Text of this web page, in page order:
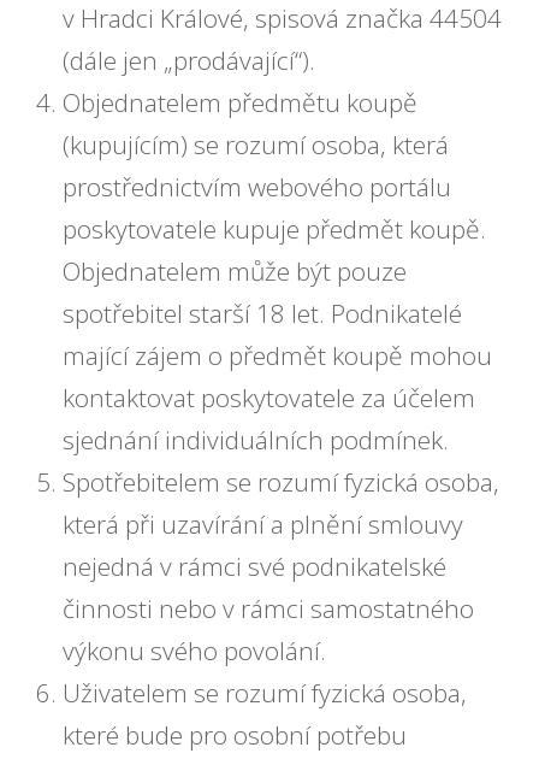
v Hradci Králové, spisová značka 44504
(dále jen „prodávající“).
Objednatelem předmětu koupě
(kupujícím) se rozumí osoba, která
prostřednictvím webového portálu
poskytovatele kupuje předmět koupě.
Objednatelem může být pouze
spotřebitel starší 18 let. Podnikatelé
mající zájem o předmět koupě mohou
kontaktovat poskytovatele za účelem
sjednání individuálních podmínek.
Spotřebitelem se rozumí fyzická osoba,
která při uzavírání a plnění smlouvy
nejedná v rámci své podnikatelské
činnosti nebo v rámci samostatného
výkonu svého povolání.
Uživatelem se rozumí fyzická osoba,
které bude pro osobní potřebu